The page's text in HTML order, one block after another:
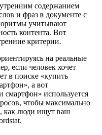
содержанием
и фраз в документе с
учитывают
контента. Вот
критерии.
на реальные
если человек хочет
в поиске «купить
а вот
смартфон» используется
чтобы максимально
как люди ищут ваш